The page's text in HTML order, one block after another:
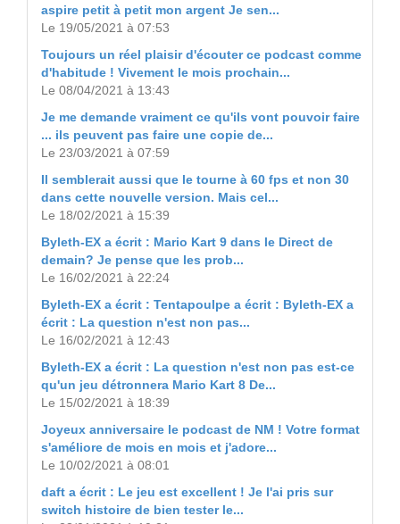
aspire petit à petit mon argent Je sen...
Le 19/05/2021 à 07:53
Toujours un réel plaisir d'écouter ce podcast comme
d'habitude ! Vivement le mois prochain...
Le 08/04/2021 à 13:43
Je me demande vraiment ce qu'ils vont pouvoir faire
... ils peuvent pas faire une copie de...
Le 23/03/2021 à 07:59
Il semblerait aussi que le tourne à 60 fps et non 30
dans cette nouvelle version. Mais cel...
Le 18/02/2021 à 15:39
Byleth-EX a écrit : Mario Kart 9 dans le Direct de
demain? Je pense que les prob...
Le 16/02/2021 à 22:24
Byleth-EX a écrit : Tentapoulpe a écrit : Byleth-EX a
écrit : La question n'est non pas...
Le 16/02/2021 à 12:43
Byleth-EX a écrit : La question n'est non pas est-ce
qu'un jeu détronnera Mario Kart 8 De...
Le 15/02/2021 à 18:39
Joyeux anniversaire le podcast de NM ! Votre format
s'améliore de mois en mois et j'adore...
Le 10/02/2021 à 08:01
daft a écrit : Le jeu est excellent ! Je l'ai pris sur
switch histoire de bien tester le...